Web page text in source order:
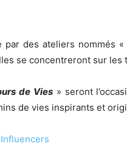
par des ateliers nommés «
se concentreront sur
de Vies» seront
de vies inspirants et